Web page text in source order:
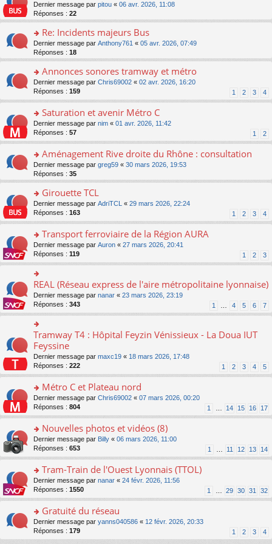
c
e
nt
pl
u
ré
c
e
nt
n
o
n
lu
le
pl
u
ré
c
e
nt
s
a
e
n
o
n
lu
le
pl
u
ré
c
e
nt
er
le
m
e
s
s
a
e
n
o
n
lu
le
pl
ré
c
e
nt
o
n
s
ult
er
le
m
e
s
s
a
g
e
n
o
n
le
pl
u
ré
c
e
nt
Dernier message par pitou « 06 avr. 2026, 11:08
Réponses : 22
o
n
s
ult
er
le
s
s
a
g
e
n
o
n
le
pl
u
s
ré
c
e
nt
Re: Incidents majeurs Bus
Dernier message par Anthony761 « 05 avr. 2026, 07:49
Réponses : 18
o
n
s
ult
er
le
m
e
s
s
a
g
e
n
o
le
pl
u
s
ré
c
e
nt
Annonces sonores tramway et métro
Dernier message par Chris69002 « 02 avr. 2026, 16:20
Réponses : 159 1 2 3 4
o
n
s
ult
er
le
m
s
s
a
g
e
n
o
le
pl
u
s
ré
c
e
nt
Saturation et avenir Métro C
Dernier message par nim « 01 avr. 2026, 11:42
Réponses : 57 1 2
o
n
s
ult
er
le
s
s
a
g
e
n
o
n
pl
u
s
ré
c
e
Aménagement Rive droite du Rhône : consultation
Dernier message par greg59 « 30 mars 2026, 19:53
Réponses : 35
o
n
s
ult
er
le
m
e
s
s
a
g
e
n
o
n
lu
le
pl
u
s
ré
c
Girouette TCL
Dernier message par AdriTCL « 29 mars 2026, 22:24
Réponses : 163 1 2 3 4
o
n
s
ult
er
le
m
e
s
s
g
e
n
lu
le
pl
u
s
ré
c
Transport ferroviaire de la Région AURA
Dernier message par Auron « 27 mars 2026, 20:41
Réponses : 119 1 2 3
o
n
s
er
le
m
e
s
s
a
g
e
n
o
n
lu
le
pl
u
ré
c
e
nt
REAL (Réseau express de l'aire métropolitaine lyonnaise)
Dernier message par nanar « 23 mars 2026, 23:19
Réponses : 343 1 4 5 6 7
o
n
ult
er
le
m
e
s
s
a
g
e
n
o
n
lu
le
pl
s
ré
c
Tramway T4 : Hôpital Feyzin Vénissieux - La Doua IUT
Feyssine
Dernier message par maxc19 « 18 mars 2026, 17:48
Réponses : 222 1 2 3 4 5
o
n
s
ult
er
le
m
e
s
s
a
g
n
o
n
Métro C et Plateau nord
Dernier message par Chris69002 « 07 mars 2026, 00:20
Réponses : 804 1 14 15 16 17
o
n
s
ult
er
le
m
e
s
s
a
g
Nouvelles photos et vidéos (8)
Dernier message par Billy « 06 mars 2026, 11:00
Réponses : 653 1 11 12 13 14
o
n
s
ult
er
le
m
Tram-Train de l'Ouest Lyonnais (TTOL)
Dernier message par nanar « 24 févr. 2026, 11:56
Réponses : 1550 1 29 30 31 32
o
n
s
Gratuité du réseau
Dernier message par yanns040586 « 12 févr. 2026, 20:33
Réponses : 179 1 2 3 4